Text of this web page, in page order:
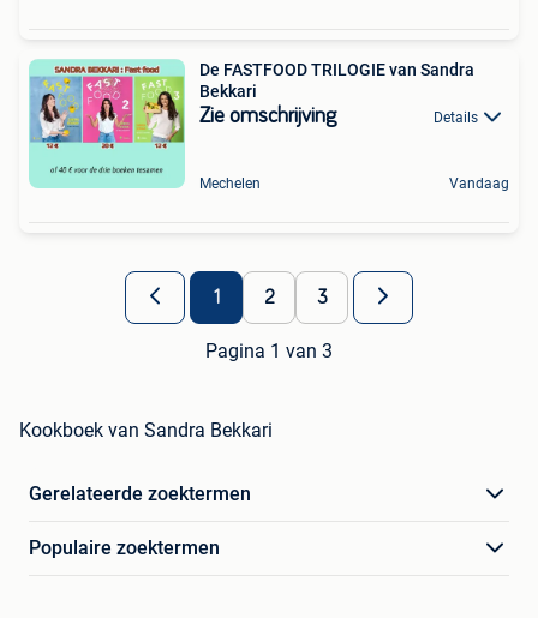
De FASTFOOD TRILOGIE van Sandra
Bekkari
Zie omschrijving Details
Mechelen Vandaag
1 2 3
Pagina 1 van 3
Kookboek van Sandra Bekkari
Gerelateerde zoektermen
Populaire zoektermen